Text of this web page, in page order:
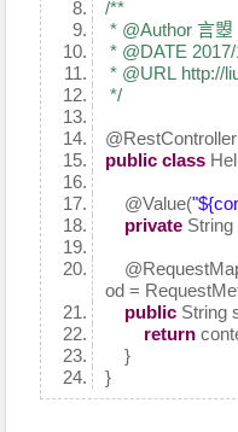
/**
* @Author 言曌
* @DATE
* @URL http://
*/
@RestController
public class
@Value(
private String
od =
public String
return
}
}